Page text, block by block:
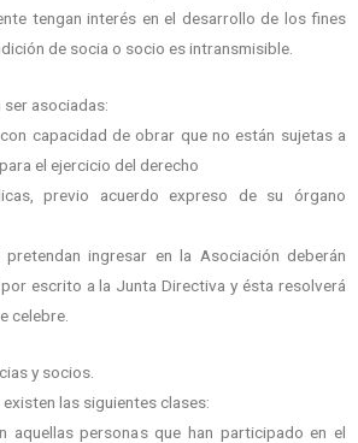
tengan interés en el desarrollo de los fines
de socia o socio es intransmisible.
asociadas:
capacidad de obrar que no están sujetas a
el ejercicio del derecho
previo acuerdo expreso de su órgano
ingresar en la Asociación deberán
escrito a la Junta Directiva y ésta resolverá
celebre.
y socios.
las siguientes clases:
aquellas personas que han participado en el